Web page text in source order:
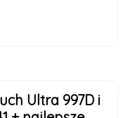
Ultra 997D i